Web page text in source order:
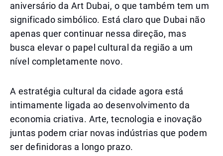
aniversário da Art Dubai, o que também tem um
significado simbólico. Está claro que Dubai não
apenas quer continuar nessa direção, mas
busca elevar o papel cultural da região a um
nível completamente novo.
A estratégia cultural da cidade agora está
intimamente ligada ao desenvolvimento da
economia criativa. Arte, tecnologia e inovação
juntas podem criar novas indústrias que podem
ser definidoras a longo prazo.